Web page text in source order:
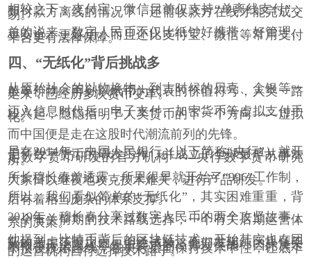
相较之下，支付宝、微信目前仅支持“单离线支付”，
即付款方离线的情况下，还需收款方在线才能完成交
易。
总的说来，数字人民币不仅比纸钞好携带、好管理、
更安全、更好用，而且还比支付宝、微信等常用支付
平台更有法律保障。
四、 “无纸化”背后挑战多
从原始社会的以物换物，到古时候的贝壳、金银等一
般等价物，再到以纸币为代表的价值符号，人类一路
走来，已经历多次货币变革。
迈入信息时代后，电子支付、加密货币等虚拟支付手
段兴起，隐隐指明了人类货币的下一个方向——虚拟
化。
而中国便是走在这股时代潮流前列的先锋。
早在2014年，中国人民银行（以下简称“央行”）就开
启了数字货币的研发工作，并成立了全球最早从事法
定数字货币研发的官方机构——央行数字货币研究
所。
所长穆长春曾透露，所里很早就开始了“996”工作制，
大家日以继夜地攻克技术难关，进行产品研发。
所以，我们看似简单的“无纸化” ，其实困难重重，背
后有着相当庞杂的体系支撑。
2019年，穆长春分享过数字人民币的两个攻坚故事，
一个有关前期的技术路线选择，一个有关后期运营体
系的决策。
他提到，比特币背后的区块链技术一开始其实也在团
队的考虑范围之内。但经试验，他们发现纯区块链架
构根本无法实现零售所要求的高并发性能，因此决定
不预设技术路线，在央行层面保持技术中性，让底下
的运营机构自行选择技术路子。